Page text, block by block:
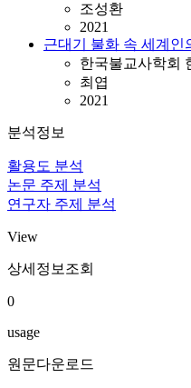
조성환
2021
근대기 불화 속 세계인
한국불교사학회
최엽
2021
분석정보
활용도 분석
논문 주제 분석
연구자 주제 분석
View
상세정보조회
0
usage
원문다운로드